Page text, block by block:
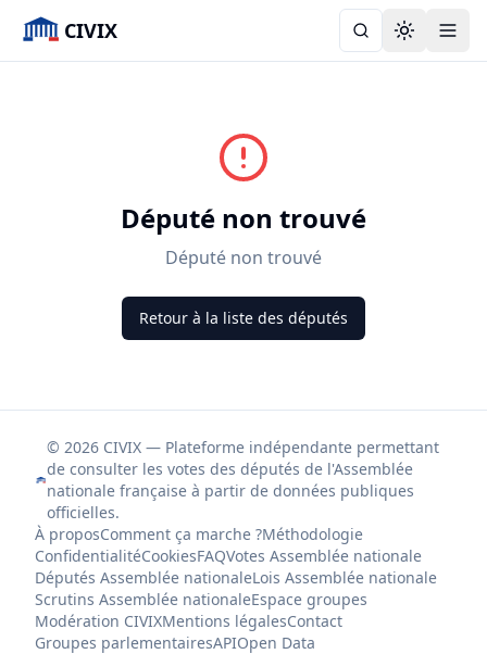
CIVIX Toggle
Député non trouvé
Député non trouvé
Retour à la liste des députés
© 2026 CIVIX — Plateforme indépendante permettant
de consulter les votes des députés de l'Assemblée
nationale française à partir de données publiques
officielles.
À proposComment ça marche ?Méthodologie
ConfidentialitéCookiesFAQVotes Assemblée nationale
Députés Assemblée nationaleLois Assemblée nationale
Scrutins Assemblée nationaleEspace groupes
Modération CIVIXMentions légalesContact
Groupes parlementairesAPIOpen Data